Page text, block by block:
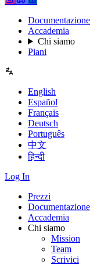
Documentazione
Accademia
Chi siamo
Piani
English
Español
Français
Deutsch
Português
中文
हिन्दी
Log In
Prezzi
Documentazione
Accademia
Chi siamo
Mission
Team
Scrivici